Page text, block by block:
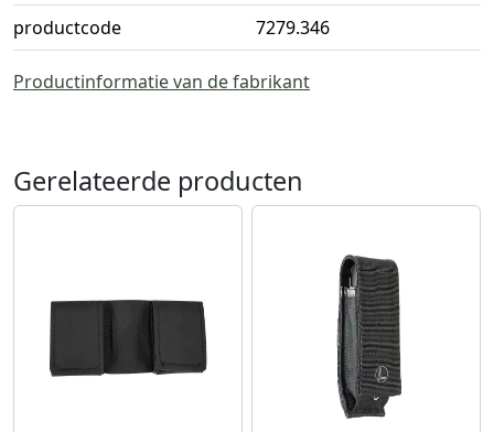
productcode
7279.346
Productinformatie van de fabrikant
Gerelateerde producten